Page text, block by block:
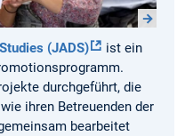
(JADS)
ist ein
durchgeführt, die
ihren Betreuenden der
bearbeitet